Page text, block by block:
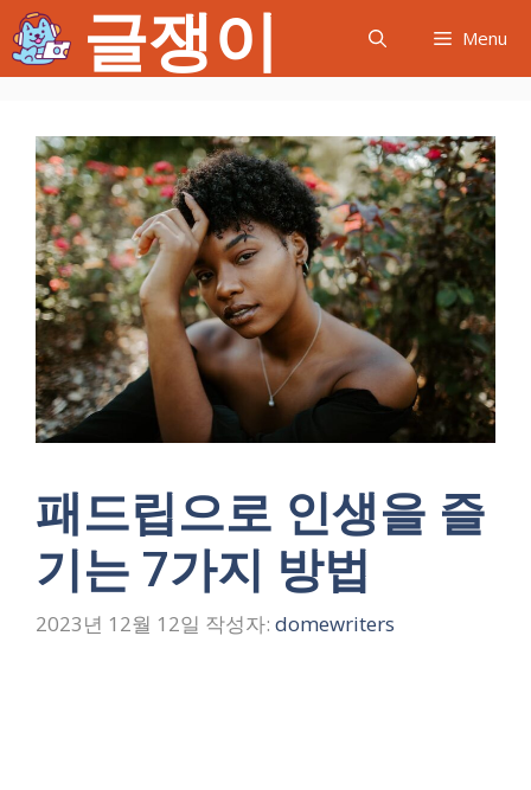
텐
츠
글쟁이 Menu
패드립으로 인생을 즐
기는 7가지 방법
2023년 12월 12일 작성자: domewriters